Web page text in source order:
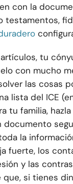
con la
testamentos,
tu
con mucho
las cosas
lista del ICE
tu familia,
documento
la
fuerte, los
y las
si tienes